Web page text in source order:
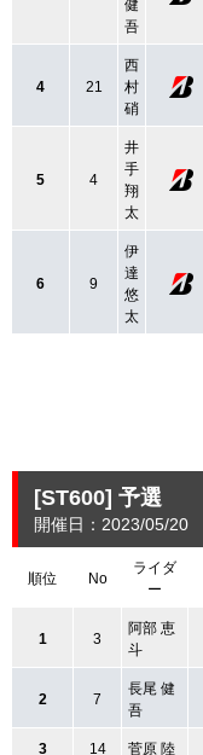
健
吾
4 21
西
村
硝
5 4
井
手
翔
太
6 9
伊
達
悠
太
[ST600] 予選
開催日：2023/05/20
順位 No
ライダ
ー
1 3
阿部 恵
斗
2 7
長尾 健
吾
3 14 菅原 陸